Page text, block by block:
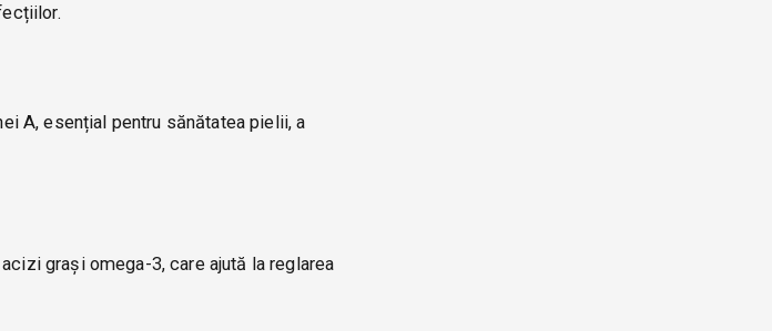
A, esențial pentru sănătatea pielii, a
grași omega-3, care ajută la reglarea